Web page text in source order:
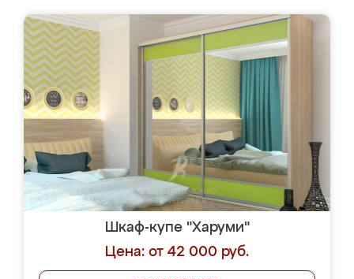
Шкаф-купе "Харуми"
Цена: от 42 000 руб.